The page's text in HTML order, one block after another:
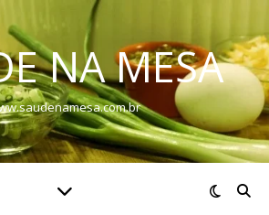
NA MESA